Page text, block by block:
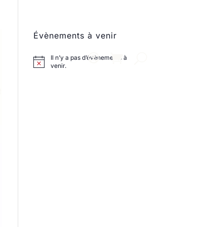
Évènements à venir
Il n’y a pas d’évènements à
venir.